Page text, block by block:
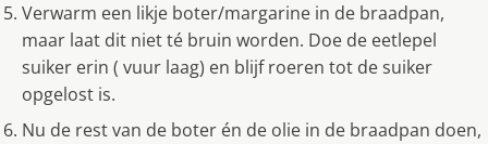
Verwarm een likje boter/margarine in de braadpan,
maar laat dit niet té bruin worden. Doe de eetlepel
suiker erin ( vuur laag) en blijf roeren tot de suiker
opgelost is.
Nu de rest van de boter én de olie in de braadpan doen,